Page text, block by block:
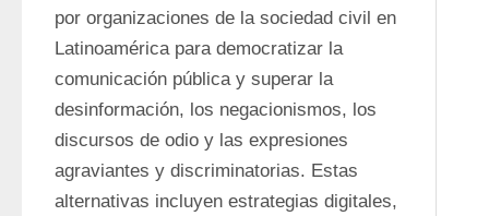
por organizaciones de la sociedad civil en
Latinoamérica para democratizar la
comunicación pública y superar la
desinformación, los negacionismos, los
discursos de odio y las expresiones
agraviantes y discriminatorias. Estas
alternativas incluyen estrategias digitales,